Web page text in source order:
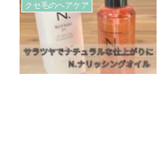
クセ毛のヘアケア